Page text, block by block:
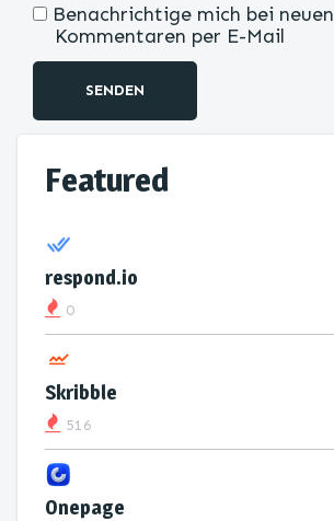
Benachrichtige mich bei neuen
Kommentaren per E-Mail
SENDEN
Featured
respond.io
0
Skribble
516
Onepage